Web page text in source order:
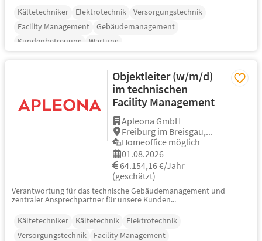
Kältetechniker
Elektrotechnik
Versorgungstechnik
Facility Management
Gebäudemanagement
Kundenbetreuung
Wartung
Objektleiter (w/m/d)
im technischen
Facility Management
Apleona GmbH
Freiburg im Breisgau,...
Homeoffice möglich
01.08.2026
64.154,16 €/Jahr
(geschätzt)
Verantwortung für das technische Gebäudemanagement und
zentraler Ansprechpartner für unsere Kunden...
Kältetechniker
Kältetechnik
Elektrotechnik
Versorgungstechnik
Facility Management